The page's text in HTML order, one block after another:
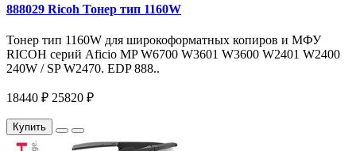
888029 Ricoh Тонер тип 1160W
Тонер тип 1160W для широкоформатных копиров и МФУ
RICOH серий Aficio MP W6700 W3601 W3600 W2401 W2400
240W / SP W2470. EDP 888..
18440 ₽ 25820 ₽
Купить